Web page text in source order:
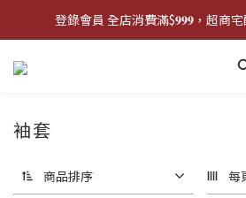
登錄會員 全店消費滿$𝟗𝟗𝟗，超商
登錄會員 全店消費滿$𝟗𝟗𝟗，超商
歡迎來門市試戴尺
袖套
商品排序 每